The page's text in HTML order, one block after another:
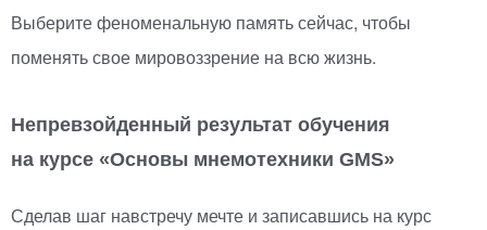
Выберите феноменальную память сейчас, чтобы
поменять свое мировоззрение на всю жизнь.
Непревзойденный результат обучения
на курсе «Основы мнемотехники GMS»
Сделав шаг навстречу мечте и записавшись на курс